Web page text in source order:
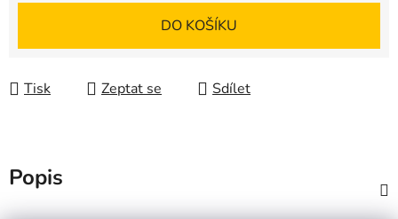
DO KOŠÍKU
Tisk Zeptat se Sdílet
Popis